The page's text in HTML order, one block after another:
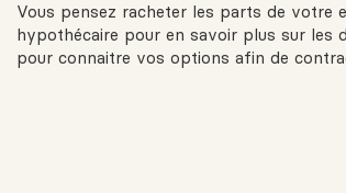
Vous pensez racheter les parts de votre
hypothécaire pour en savoir plus sur les
pour connaitre vos options afin de